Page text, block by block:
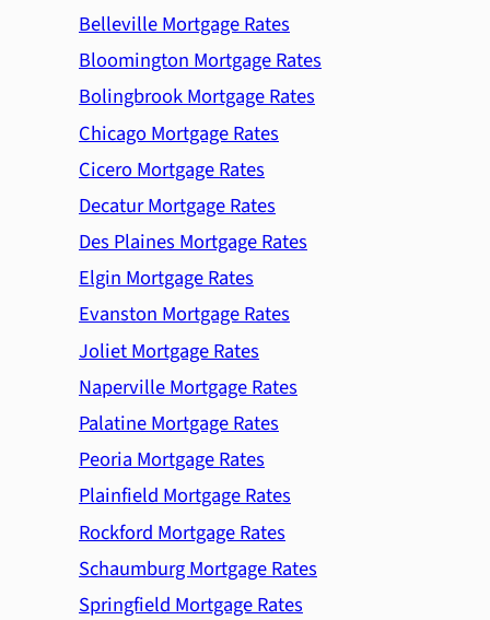
Belleville Mortgage Rates
Bloomington Mortgage Rates
Bolingbrook Mortgage Rates
Chicago Mortgage Rates
Cicero Mortgage Rates
Decatur Mortgage Rates
Des Plaines Mortgage Rates
Elgin Mortgage Rates
Evanston Mortgage Rates
Joliet Mortgage Rates
Naperville Mortgage Rates
Palatine Mortgage Rates
Peoria Mortgage Rates
Plainfield Mortgage Rates
Rockford Mortgage Rates
Schaumburg Mortgage Rates
Springfield Mortgage Rates